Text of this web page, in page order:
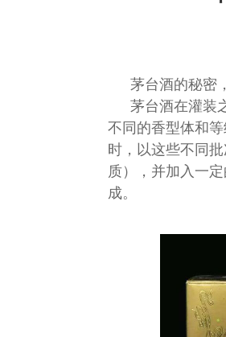
茅台酒的秘密
茅台酒在灌装
不同的香型体和
时，以这些不同
质），并加入一
成。